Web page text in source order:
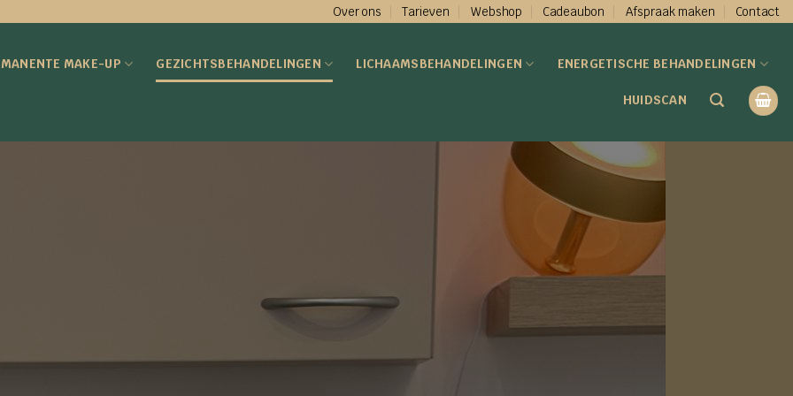
Over ons Tarieven Webshop Cadeaubon Afspraak maken Contact
MAKE-UP GEZICHTSBEHANDELINGEN LICHAAMSBEHANDELINGEN ENERGETISCHE BEHANDELINGEN
HUIDSCAN